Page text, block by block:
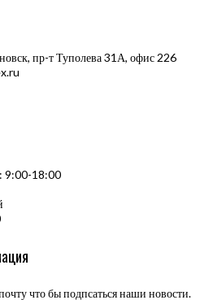
пр-т Туполева 31А, офис 226
9:00-18:00
что бы подпсаться наши новости.